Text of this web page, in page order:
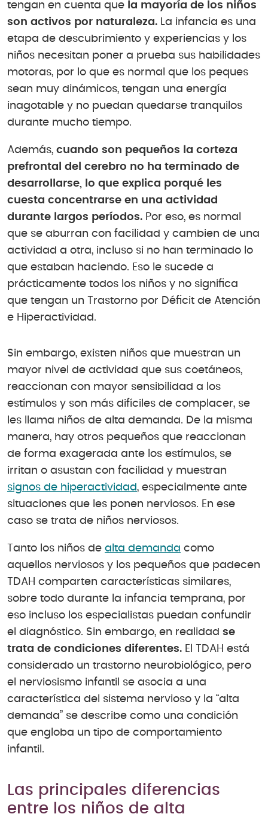
tengan en cuenta que la mayoría de los niños
son activos por naturaleza. La infancia es una
etapa de descubrimiento y experiencias y los
niños necesitan poner a prueba sus habilidades
motoras, por lo que es normal que los peques
sean muy dinámicos, tengan una energía
inagotable y no puedan quedarse tranquilos
durante mucho tiempo.
Además, cuando son pequeños la corteza
prefrontal del cerebro no ha terminado de
desarrollarse, lo que explica porqué les
cuesta concentrarse en una actividad
durante largos períodos. Por eso, es normal
que se aburran con facilidad y cambien de una
actividad a otra, incluso si no han terminado lo
que estaban haciendo. Eso le sucede a
prácticamente todos los niños y no significa
que tengan un Trastorno por Déficit de Atención
e Hiperactividad.
Sin embargo, existen niños que muestran un
mayor nivel de actividad que sus coetáneos,
reaccionan con mayor sensibilidad a los
estímulos y son más difíciles de complacer, se
les llama niños de alta demanda. De la misma
manera, hay otros pequeños que reaccionan
de forma exagerada ante los estímulos, se
irritan o asustan con facilidad y muestran
signos de hiperactividad, especialmente ante
situaciones que les ponen nerviosos. En ese
caso se trata de niños nerviosos.
Tanto los niños de alta demanda como
aquellos nerviosos y los pequeños que padecen
TDAH comparten características similares,
sobre todo durante la infancia temprana, por
eso incluso los especialistas puedan confundir
el diagnóstico. Sin embargo, en realidad se
trata de condiciones diferentes. El TDAH está
considerado un trastorno neurobiológico, pero
el nerviosismo infantil se asocia a una
característica del sistema nervioso y la “alta
demanda” se describe como una condición
que engloba un tipo de comportamiento
infantil.
Las principales diferencias
entre los niños de alta